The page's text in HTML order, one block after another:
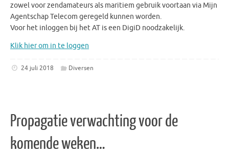
zowel voor zendamateurs als maritiem gebruik voortaan via Mijn
Agentschap Telecom geregeld kunnen worden.
Voor het inloggen bij het AT is een DigiD noodzakelijk.
Klik hier om in te loggen
24 juli 2018 Diversen
Propagatie verwachting voor de
komende weken…